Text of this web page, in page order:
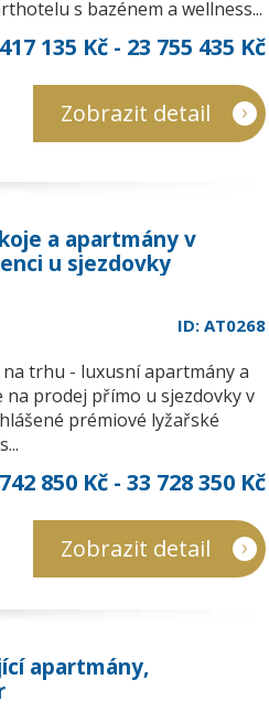
s bazénem a wellness...
135 Kč - 23 755 435 Kč
Zobrazit detail
a apartmány v
u sjezdovky
ID: AT0268
trhu - luxusní apartmány a
prodej přímo u sjezdovky v
prémiové lyžařské
850 Kč - 33 728 350 Kč
Zobrazit detail
apartmány,